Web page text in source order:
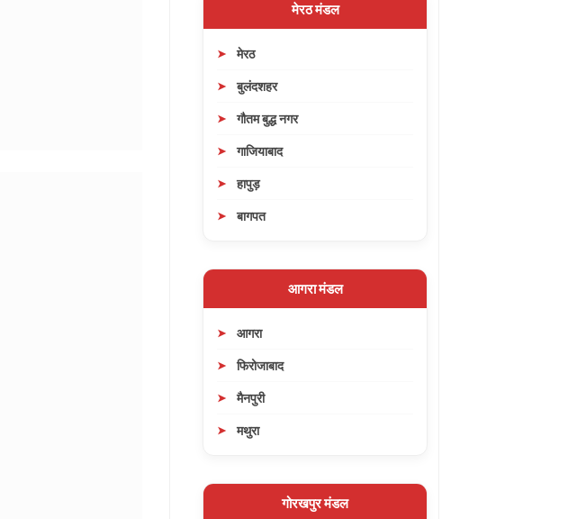
मेरठ मंडल
मेरठ
बुलंदशहर
गौतम बुद्ध नगर
गाजियाबाद
हापुड़
बागपत
आगरा मंडल
आगरा
फिरोजाबाद
मैनपुरी
मथुरा
गोरखपुर मंडल